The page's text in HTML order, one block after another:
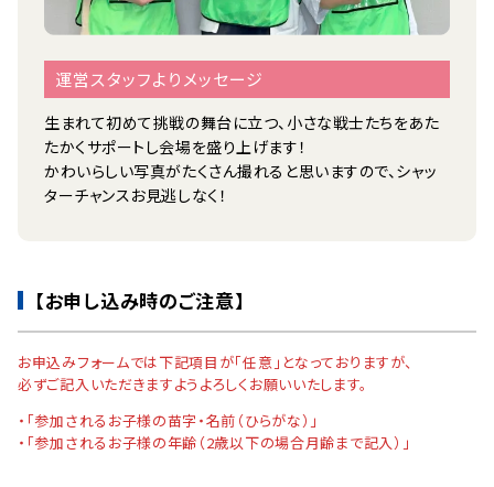
運営スタッフよりメッセージ
生まれて初めて挑戦の舞台に立つ、小さな戦士たちをあた
たかくサポートし会場を盛り上げます！
かわいらしい写真がたくさん撮れると思いますので、シャッ
ターチャンスお見逃しなく！
【お申し込み時のご注意】
お申込みフォームでは下記項目が「任意」となっておりますが、
必ずご記入いただきますようよろしくお願いいたします。
・「参加されるお子様の苗字・名前（ひらがな）」
・「参加されるお子様の年齢（2歳以下の場合月齢まで記入）」